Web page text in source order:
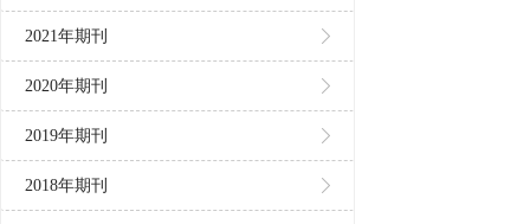
2021年期刊
2020年期刊
2019年期刊
2018年期刊